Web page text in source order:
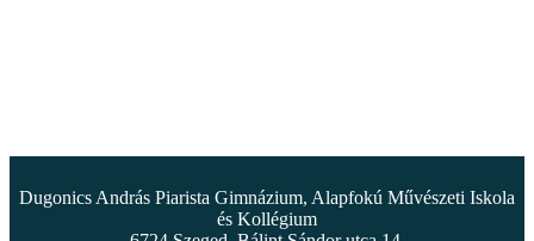
Dugonics András Piarista Gimnázium, Alapfokú Művészeti Iskola
és Kollégium